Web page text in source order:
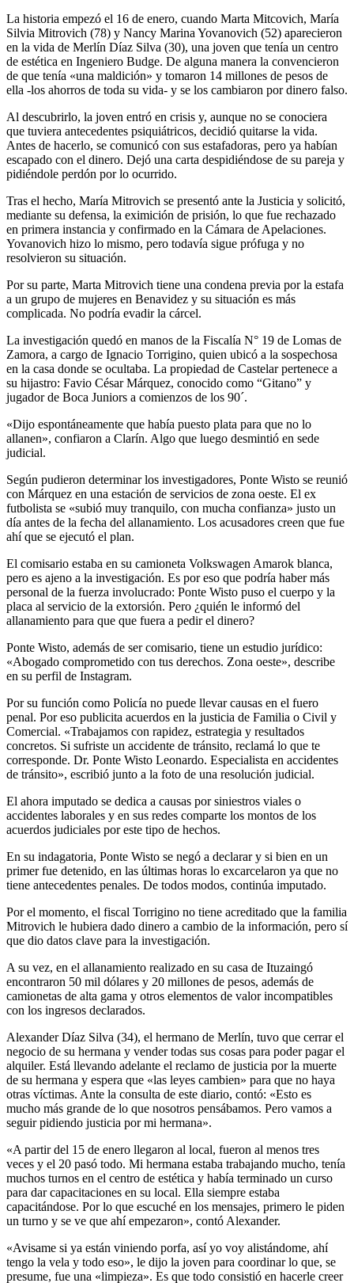
La historia empezó el 16 de enero, cuando Marta Mitcovich, María
Silvia Mitrovich (78) y Nancy Marina Yovanovich (52) aparecieron
en la vida de Merlín Díaz Silva (30), una joven que tenía un centro
de estética en Ingeniero Budge. De alguna manera la convencieron
de que tenía «una maldición» y tomaron 14 millones de pesos de
ella -los ahorros de toda su vida- y se los cambiaron por dinero falso.
Al descubrirlo, la joven entró en crisis y, aunque no se conociera
que tuviera antecedentes psiquiátricos, decidió quitarse la vida.
Antes de hacerlo, se comunicó con sus estafadoras, pero ya habían
escapado con el dinero. Dejó una carta despidiéndose de su pareja y
pidiéndole perdón por lo ocurrido.
Tras el hecho, María Mitrovich se presentó ante la Justicia y solicitó,
mediante su defensa, la eximición de prisión, lo que fue rechazado
en primera instancia y confirmado en la Cámara de Apelaciones.
Yovanovich hizo lo mismo, pero todavía sigue prófuga y no
resolvieron su situación.
Por su parte, Marta Mitrovich tiene una condena previa por la estafa
a un grupo de mujeres en Benavidez y su situación es más
complicada. No podría evadir la cárcel.
La investigación quedó en manos de la Fiscalía N° 19 de Lomas de
Zamora, a cargo de Ignacio Torrigino, quien ubicó a la sospechosa
en la casa donde se ocultaba. La propiedad de Castelar pertenece a
su hijastro: Favio César Márquez, conocido como “Gitano” y
jugador de Boca Juniors a comienzos de los 90´.
«Dijo espontáneamente que había puesto plata para que no lo
allanen», confiaron a Clarín. Algo que luego desmintió en sede
judicial.
Según pudieron determinar los investigadores, Ponte Wisto se reunió
con Márquez en una estación de servicios de zona oeste. El ex
futbolista se «subió muy tranquilo, con mucha confianza» justo un
día antes de la fecha del allanamiento. Los acusadores creen que fue
ahí que se ejecutó el plan.
El comisario estaba en su camioneta Volkswagen Amarok blanca,
pero es ajeno a la investigación. Es por eso que podría haber más
personal de la fuerza involucrado: Ponte Wisto puso el cuerpo y la
placa al servicio de la extorsión. Pero ¿quién le informó del
allanamiento para que que fuera a pedir el dinero?
Ponte Wisto, además de ser comisario, tiene un estudio jurídico:
«Abogado comprometido con tus derechos. Zona oeste», describe
en su perfil de Instagram.
Por su función como Policía no puede llevar causas en el fuero
penal. Por eso publicita acuerdos en la justicia de Familia o Civil y
Comercial. «Trabajamos con rapidez, estrategia y resultados
concretos. Si sufriste un accidente de tránsito, reclamá lo que te
corresponde. Dr. Ponte Wisto Leonardo. Especialista en accidentes
de tránsito», escribió junto a la foto de una resolución judicial.
El ahora imputado se dedica a causas por siniestros viales o
accidentes laborales y en sus redes comparte los montos de los
acuerdos judiciales por este tipo de hechos.
En su indagatoria, Ponte Wisto se negó a declarar y si bien en un
primer fue detenido, en las últimas horas lo excarcelaron ya que no
tiene antecedentes penales. De todos modos, continúa imputado.
Por el momento, el fiscal Torrigino no tiene acreditado que la familia
Mitrovich le hubiera dado dinero a cambio de la información, pero sí
que dio datos clave para la investigación.
A su vez, en el allanamiento realizado en su casa de Ituzaingó
encontraron 50 mil dólares y 20 millones de pesos, además de
camionetas de alta gama y otros elementos de valor incompatibles
con los ingresos declarados.
Alexander Díaz Silva (34), el hermano de Merlín, tuvo que cerrar el
negocio de su hermana y vender todas sus cosas para poder pagar el
alquiler. Está llevando adelante el reclamo de justicia por la muerte
de su hermana y espera que «las leyes cambien» para que no haya
otras víctimas. Ante la consulta de este diario, contó: «Esto es
mucho más grande de lo que nosotros pensábamos. Pero vamos a
seguir pidiendo justicia por mi hermana».
«A partir del 15 de enero llegaron al local, fueron al menos tres
veces y el 20 pasó todo. Mi hermana estaba trabajando mucho, tenía
muchos turnos en el centro de estética y había terminado un curso
para dar capacitaciones en su local. Ella siempre estaba
capacitándose. Por lo que escuché en los mensajes, primero le piden
un turno y se ve que ahí empezaron», contó Alexander.
«Avisame si ya están viniendo porfa, así yo voy alistándome, ahí
tengo la vela y todo eso», le dijo la joven para coordinar lo que, se
presume, fue una «limpieza». Es que todo consistió en hacerle creer